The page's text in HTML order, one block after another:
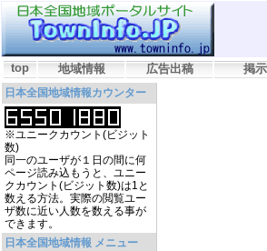
top 地域情報 広告出稿 掲
日本全国地域情報カウンター
※ユニークカウント(ビジット
数)
同一のユーザが１日の間に何
ページ読み込もうと、ユニー
クカウント(ビジット数)は1と
数える方法。実際の閲覧ユー
ザ数に近い人数を数える事が
できます。
日本全国地域情報 メニュー